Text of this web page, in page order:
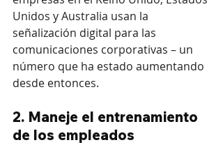
Unidos y Australia usan la
señalización digital para las
comunicaciones corporativas – un
número que ha estado aumentando
desde entonces.
2. Maneje el entrenamiento
de los empleados